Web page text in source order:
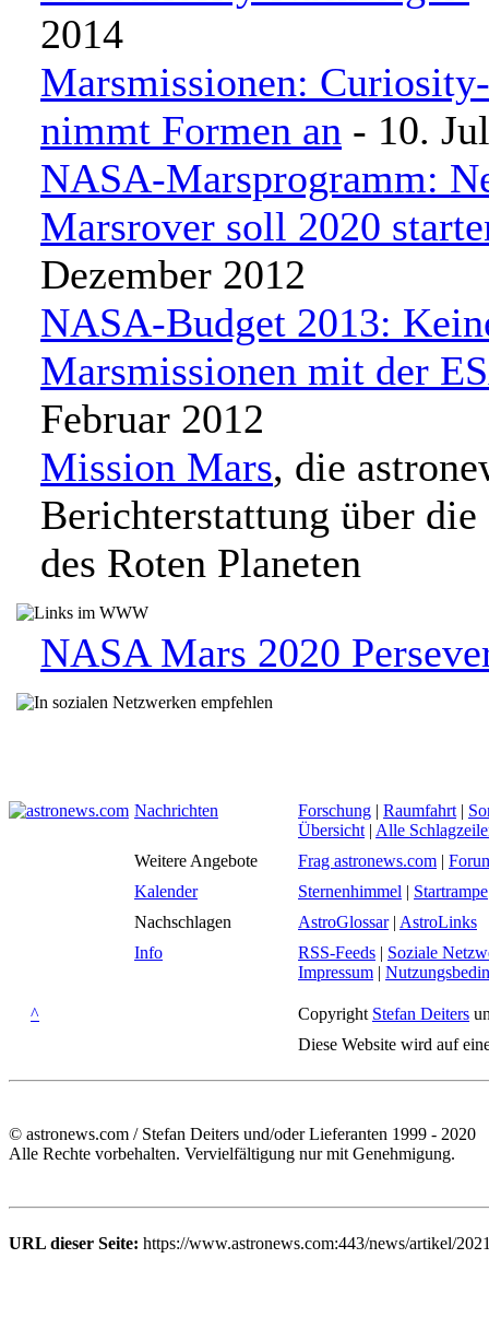
2014
Marsmissionen:
nimmt Formen an - 10.
NASA-Marsprogramm:
Marsrover soll 2020
Dezember 2012
NASA-Budget 2013:
Marsmissionen mit der
Februar 2012
Mission Mars, die
Berichterstattung über
des Roten Planeten
NASA Mars 2020
Nachrichten Forschung | Raumfahrt |
Übersicht | Alle
Weitere Angebote
Frag astronews.com |
Kalender
Sternenhimmel | Startrampe
Nachschlagen
AstroGlossar| AstroLinks
Info
RSS-Feeds | Soziale
Impressum |
^ Copyright Stefan Deiters
Diese Website wird auf
© astronews.com / Stefan Deiters und/oder Lieferanten 1999 - 2020
Alle Rechte vorbehalten. Vervielfältigung nur mit Genehmigung.
URL dieser Seite: https://www.astronews.com:443/news/artikel/